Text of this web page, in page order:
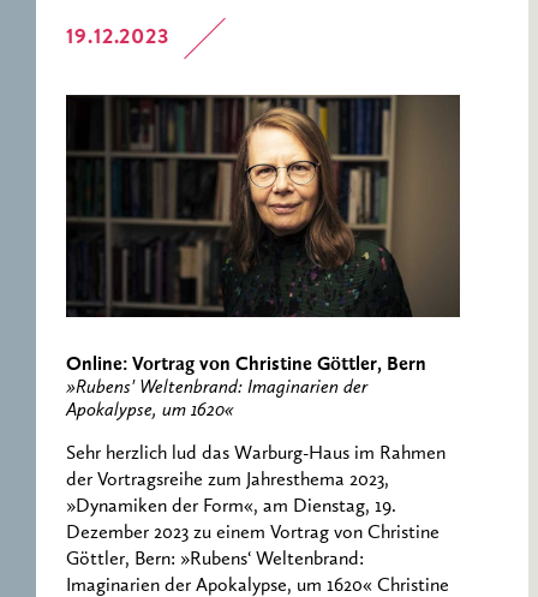
19.12.2023
Online: Vortrag von Christine Göttler, Bern
»Rubens' Weltenbrand: Imaginarien der
Apokalypse, um 1620«
Sehr herzlich lud das Warburg-Haus im Rahmen
der Vortragsreihe zum Jahresthema 2023,
»Dynamiken der Form«, am Dienstag, 19.
Dezember 2023 zu einem Vortrag von Christine
Göttler, Bern: »Rubens‘ Weltenbrand:
Imaginarien der Apokalypse, um 1620« Christine